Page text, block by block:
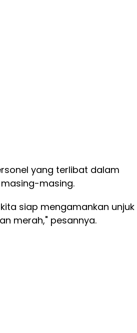
yang terlibat dalam
masing.
siap mengamankan unjuk
merah," pesannya.